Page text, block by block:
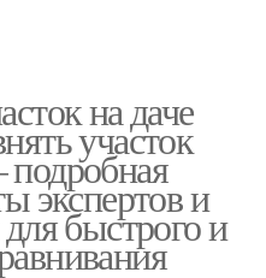
на даче
участок
экспертов и
быстрого и